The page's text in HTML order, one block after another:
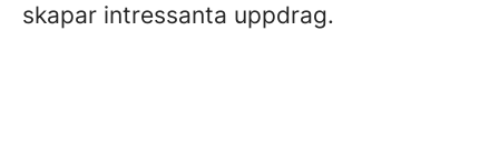
skapar intressanta uppdrag.